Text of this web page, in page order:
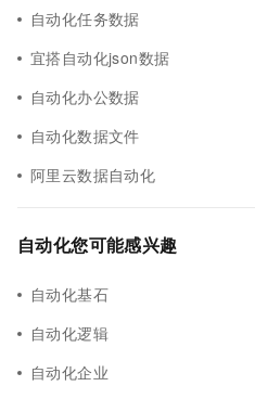
自动化任务数据
宜搭自动化json数据
自动化办公数据
自动化数据文件
阿里云数据自动化
自动化您可能感兴趣
自动化基石
自动化逻辑
自动化企业